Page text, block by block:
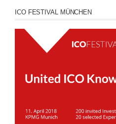
ICO FESTIVAL MÜNCHEN